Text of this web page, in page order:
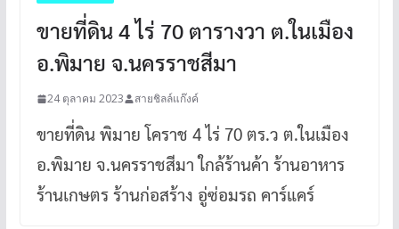
ขายที่ดิน 4 ไร่ 70 ตารางวา ต.ในเมือง
อ.พิมาย จ.นครราชสีมา
24 ตุลาคม 2023 สายชิลล์แก๊งค์
ขายที่ดิน พิมาย โคราช 4 ไร่ 70 ตร.ว ต.ในเมือง
อ.พิมาย จ.นครราชสีมา ใกล้ร้านค้า ร้านอาหาร
ร้านเกษตร ร้านก่อสร้าง อู่ซ่อมรถ คาร์แคร์